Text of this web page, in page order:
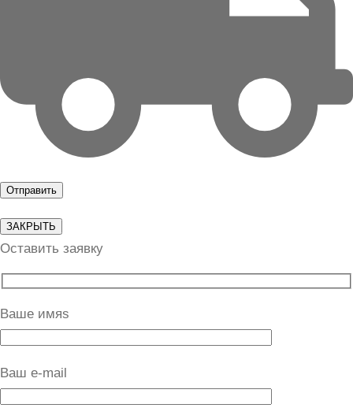
ЗАКРЫТЬ
Оставить заявку
Ваше имяs
Ваш e-mail